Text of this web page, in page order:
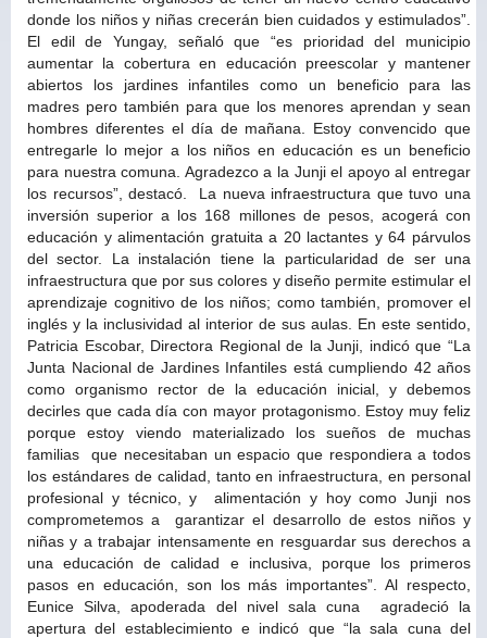
donde los niños y niñas crecerán bien cuidados y estimulados”.
El edil de Yungay, señaló que “es prioridad del municipio
aumentar la cobertura en educación preescolar y mantener
abiertos los jardines infantiles como un beneficio para las
madres pero también para que los menores aprendan y sean
hombres diferentes el día de mañana. Estoy convencido que
entregarle lo mejor a los niños en educación es un beneficio
para nuestra comuna. Agradezco a la Junji el apoyo al entregar
los recursos”, destacó. La nueva infraestructura que tuvo una
inversión superior a los 168 millones de pesos, acogerá con
educación y alimentación gratuita a 20 lactantes y 64 párvulos
del sector. La instalación tiene la particularidad de ser una
infraestructura que por sus colores y diseño permite estimular el
aprendizaje cognitivo de los niños; como también, promover el
inglés y la inclusividad al interior de sus aulas. En este sentido,
Patricia Escobar, Directora Regional de la Junji, indicó que “La
Junta Nacional de Jardines Infantiles está cumpliendo 42 años
como organismo rector de la educación inicial, y debemos
decirles que cada día con mayor protagonismo. Estoy muy feliz
porque estoy viendo materializado los sueños de muchas
familias que necesitaban un espacio que respondiera a todos
los estándares de calidad, tanto en infraestructura, en personal
profesional y técnico, y alimentación y hoy como Junji nos
comprometemos a garantizar el desarrollo de estos niños y
niñas y a trabajar intensamente en resguardar sus derechos a
una educación de calidad e inclusiva, porque los primeros
pasos en educación, son los más importantes”. Al respecto,
Eunice Silva, apoderada del nivel sala cuna agradeció la
apertura del establecimiento e indicó que “la sala cuna del